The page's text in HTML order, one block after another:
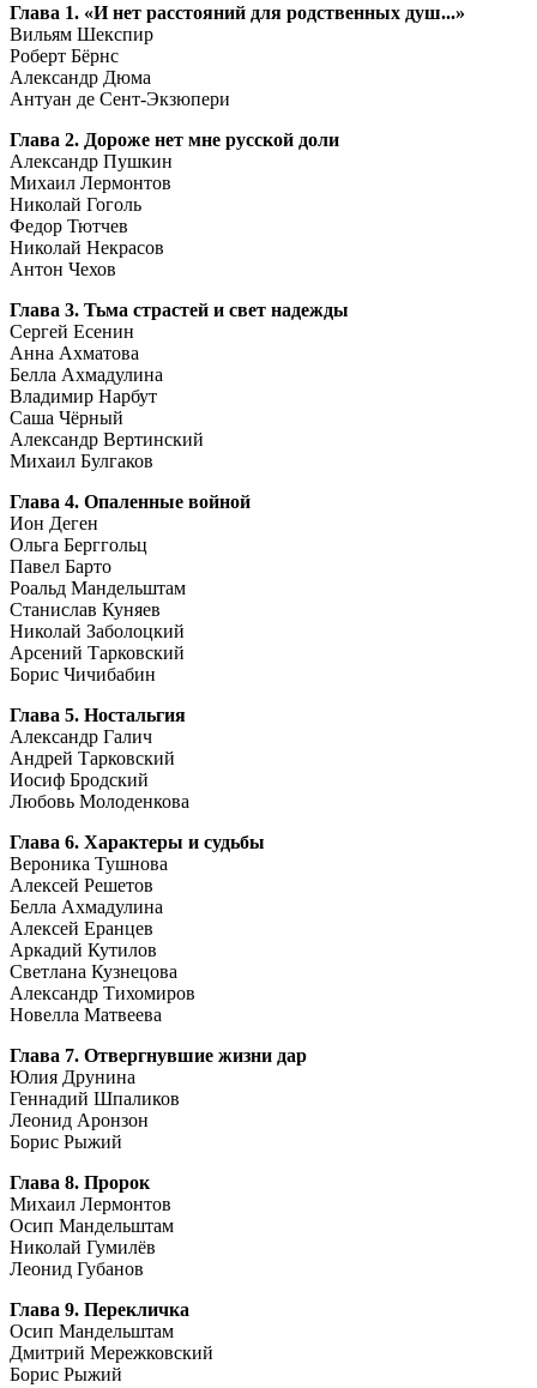
Глава 1. «И нет расстояний для родственных душ...»
Вильям Шекспир
Роберт Бёрнс
Александр Дюма
Антуан де Сент-Экзюпери
Глава 2. Дороже нет мне русской доли
Александр Пушкин
Михаил Лермонтов
Николай Гоголь
Федор Тютчев
Николай Некрасов
Антон Чехов
Глава 3. Тьма страстей и свет надежды
Сергей Есенин
Анна Ахматова
Белла Ахмадулина
Владимир Нарбут
Саша Чёрный
Александр Вертинский
Михаил Булгаков
Глава 4. Опаленные войной
Ион Деген
Ольга Берггольц
Павел Барто
Роальд Мандельштам
Станислав Куняев
Николай Заболоцкий
Арсений Тарковский
Борис Чичибабин
Глава 5. Ностальгия
Александр Галич
Андрей Тарковский
Иосиф Бродский
Любовь Молоденкова
Глава 6. Характеры и судьбы
Вероника Тушнова
Алексей Решетов
Белла Ахмадулина
Алексей Еранцев
Аркадий Кутилов
Светлана Кузнецова
Александр Тихомиров
Новелла Матвеева
Глава 7. Отвергнувшие жизни дар
Юлия Друнина
Геннадий Шпаликов
Леонид Аронзон
Борис Рыжий
Глава 8. Пророк
Михаил Лермонтов
Осип Мандельштам
Николай Гумилёв
Леонид Губанов
Глава 9. Перекличка
Осип Мандельштам
Дмитрий Мережковский
Борис Рыжий